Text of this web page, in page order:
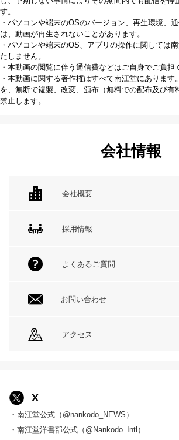
す。
・パソコンや端末のOSのバージョン、再生環境、
は、動画が再生されないことがあります。
・パソコンや端末のOS、アプリの操作に関しては
たしません。
・本動画の閲覧に伴う通信費などはご自身でご負担
・本動画に関する著作権はすべて南江堂にありま
を、無断で複製、改変、頒布（無料での配布及び有
禁止します。
会社情報
会社概要
採用情報
よくあるご質問
お問い合わせ
アクセス
X
・南江堂公式（@nankodo_NEWS）
・南江堂洋書部公式（@Nankodo_Intl）